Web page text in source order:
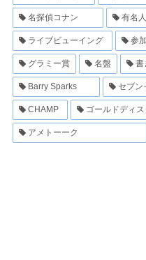
名探偵コナン 有名
ライブビューイング 参
グラミー賞 名盤 書
Barry Sparks セブン
CHAMP ゴールドディ
アメトーーク